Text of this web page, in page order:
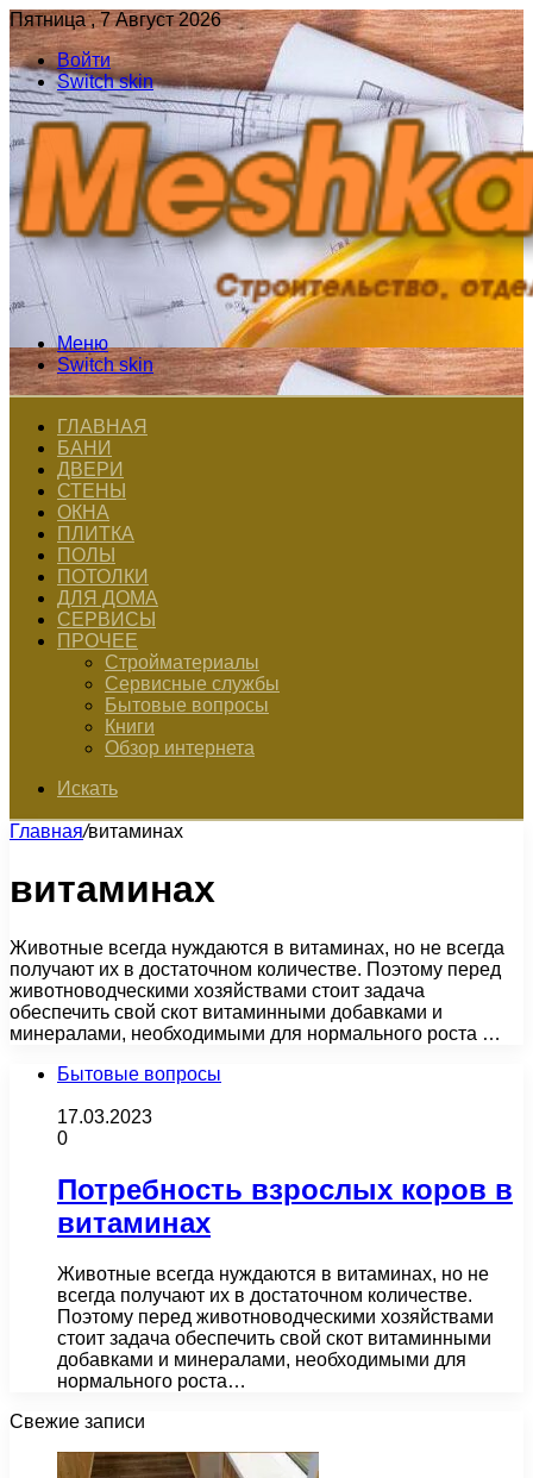
Пятница , 7 Август 2026
Войти
Switch skin
Меню
Switch skin
ГЛАВНАЯ
БАНИ
ДВЕРИ
СТЕНЫ
ОКНА
ПЛИТКА
ПОЛЫ
ПОТОЛКИ
ДЛЯ ДОМА
СЕРВИСЫ
ПРОЧЕЕ
Стройматериалы
Сервисные службы
Бытовые вопросы
Книги
Обзор интернета
Искать
Главная/витаминах
витаминах
Животные всегда нуждаются в витаминах, но не всегда
получают их в достаточном количестве. Поэтому перед
животноводческими хозяйствами стоит задача
обеспечить свой скот витаминными добавками и
минералами, необходимыми для нормального роста …
Бытовые вопросы
17.03.2023
0
Потребность взрослых коров в
витаминах
Животные всегда нуждаются в витаминах, но не
всегда получают их в достаточном количестве.
Поэтому перед животноводческими хозяйствами
стоит задача обеспечить свой скот витаминными
добавками и минералами, необходимыми для
нормального роста…
Свежие записи